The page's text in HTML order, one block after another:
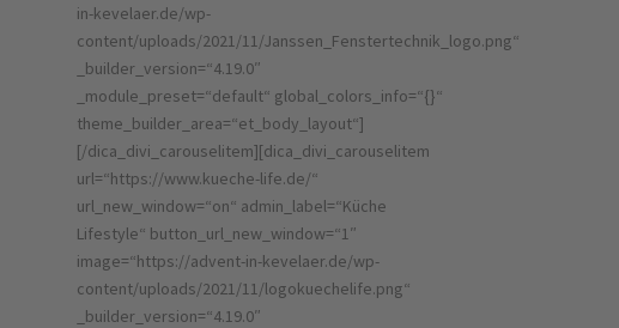
in-kevelaer.de/wp-
content/uploads/2021/11/Janssen_Fenstertechnik_logo.png“
_builder_version=“4.19.0″
_module_preset=“default“ global_colors_info=“{}“
theme_builder_area=“et_body_layout“]
[/dica_divi_carouselitem][dica_divi_carouselitem
url=“https://www.kueche-life.de/“
url_new_window=“on“ admin_label=“Küche
Lifestyle“ button_url_new_window=“1″
image=“https://advent-in-kevelaer.de/wp-
content/uploads/2021/11/logokuechelife.png“
_builder_version=“4.19.0″